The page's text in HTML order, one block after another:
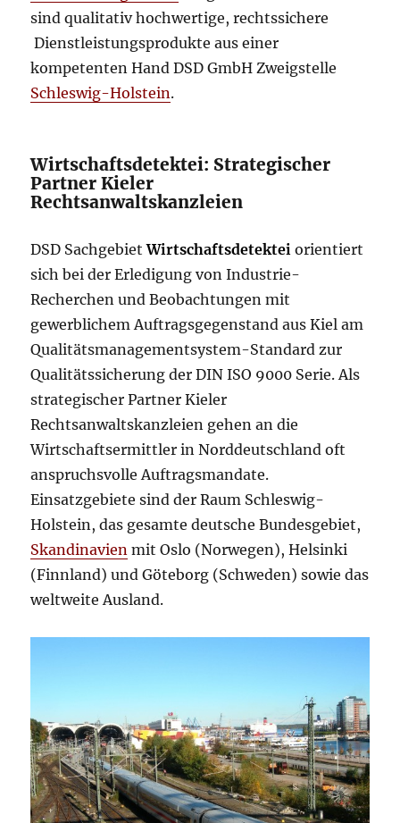
sind qualitativ hochwertige, rechtssichere
Dienstleistungsprodukte aus einer
kompetenten Hand DSD GmbH Zweigstelle
Schleswig-Holstein.
Wirtschaftsdetektei: Strategischer
Partner Kieler
Rechtsanwaltskanzleien
DSD SachgebietWirtschaftsdetektei orientiert
sich bei der Erledigung von Industrie-
Recherchen und Beobachtungen mit
gewerblichem Auftragsgegenstand aus Kiel am
Qualitätsmanagementsystem-Standard zur
Qualitätssicherung der DIN ISO 9000 Serie. Als
strategischer Partner Kieler
Rechtsanwaltskanzleien gehen an die
Wirtschaftsermittler in Norddeutschland oft
anspruchsvolle Auftragsmandate.
Einsatzgebiete sind der Raum Schleswig-
Holstein, das gesamte deutsche Bundesgebiet,
Skandinavien mit Oslo (Norwegen), Helsinki
(Finnland) und Göteborg (Schweden) sowie das
weltweite Ausland.